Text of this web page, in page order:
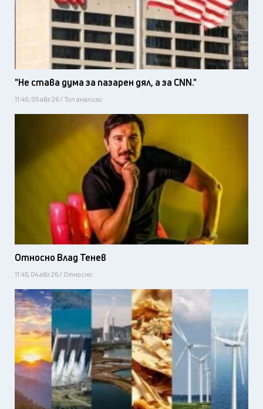
"Не става дума за пазарен дял, а за CNN."
11:40, 05 авг 26 / Топ анализи
Относно Влад Тенев
11:45, 04 авг 26 / Относно: